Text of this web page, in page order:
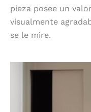
pieza posee un
visualmente
se le mire.